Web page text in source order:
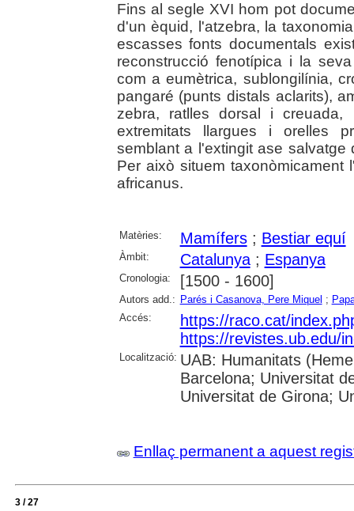
Fins al segle XVI hom pot
d'un èquid, l'atzebra, la
escasses fonts documentals
reconstrucció fenotípica i la
com a eumètrica, sublongilínia,
pangaré (punts distals aclarits),
zebra, ratlles dorsal i
extremitats llargues i orelles
semblant a l'extingit ase salvatge
Per això situem
africanus.
Matèries: Mamífers; Bestiar equí
Àmbit: Catalunya; Espanya
Cronologia: [1500 - 1600]
Autors add.: Parés i Casanova, Pere Miquel ;
Accés:
https://raco.cat/
https://revistes.ub.edu/
Localització: UAB: Humanitats
Barcelona; Universitat
Universitat de Girona;
Enllaç permanent a aquest
3 / 27